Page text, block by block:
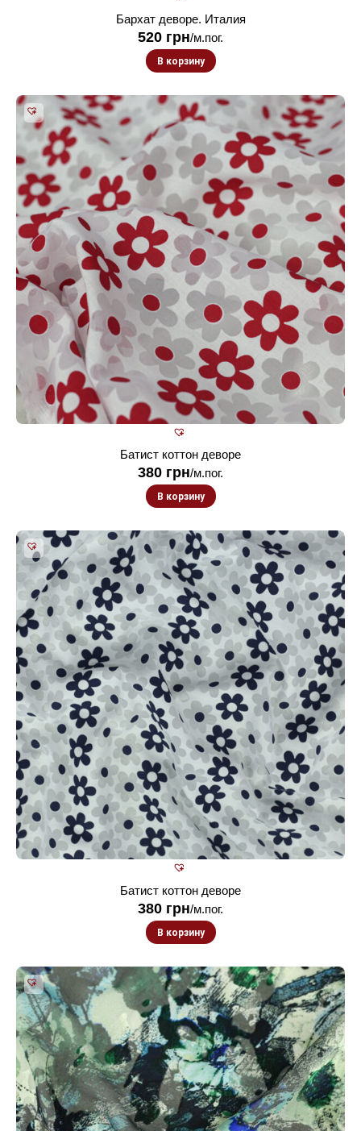
Бархат деворе. Италия
520 грн/м.пог.
В корзину
Батист коттон деворе
380 грн/м.пог.
В корзину
Батист коттон деворе
380 грн/м.пог.
В корзину